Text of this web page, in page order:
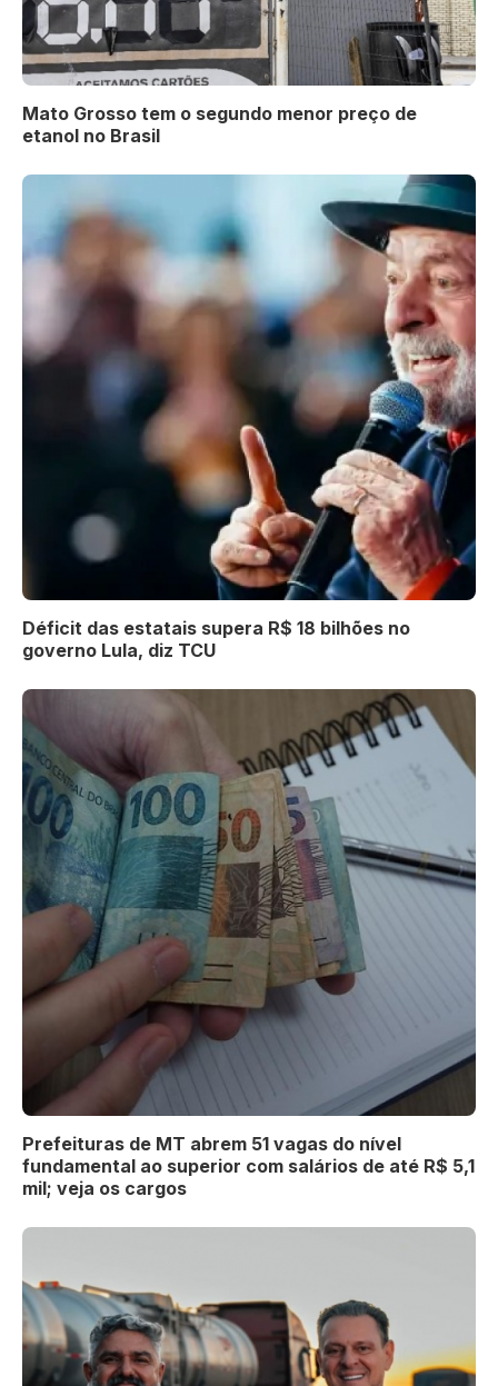
Mato Grosso tem o segundo menor preço de
etanol no Brasil
Déficit das estatais supera R$ 18 bilhões no
governo Lula, diz TCU
Prefeituras de MT abrem 51 vagas do nível
fundamental ao superior com salários de até R$ 5,1
mil; veja os cargos